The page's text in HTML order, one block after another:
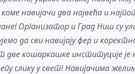
навијачи два највећа и
Организатор и Град Ниш су
да сви навијају фер и
кошаркашке институције
слику у свет! Навијачима